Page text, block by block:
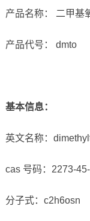
产品名称： 二甲基
产品代号： dmto
基本信息：
英文名称：
cas 号码：2273-
分子式：c2h6osn